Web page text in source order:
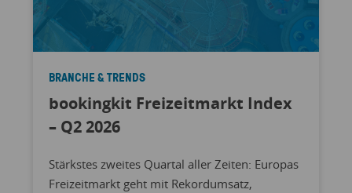
BRANCHE & TRENDS
bookingkit Freizeitmarkt Index
– Q2 2026
Stärkstes zweites Quartal aller Zeiten: Europas
Freizeitmarkt geht mit Rekordumsatz,